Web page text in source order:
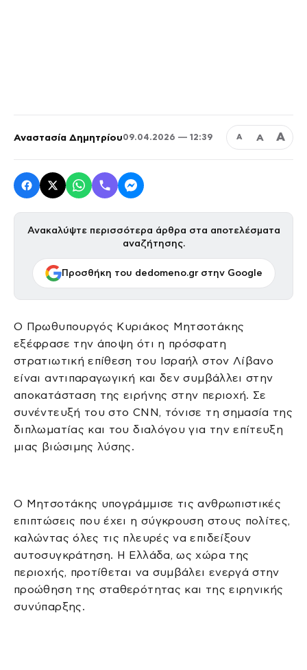
Αναστασία Δημητρίου09.04.2026 — 12:39 Α Α Α
Ανακαλύψτε περισσότερα άρθρα στα αποτελέσματα
αναζήτησης.
Προσθήκη του dedomeno.gr στην Google
Ο Πρωθυπουργός Κυριάκος Μητσοτάκης
εξέφρασε την άποψη ότι η πρόσφατη
στρατιωτική επίθεση του Ισραήλ στον Λίβανο
είναι αντιπαραγωγική και δεν συμβάλλει στην
αποκατάσταση της ειρήνης στην περιοχή. Σε
συνέντευξή του στο CNN, τόνισε τη σημασία της
διπλωματίας και του διαλόγου για την επίτευξη
μιας βιώσιμης λύσης.
Ο Μητσοτάκης υπογράμμισε τις ανθρωπιστικές
επιπτώσεις που έχει η σύγκρουση στους πολίτες,
καλώντας όλες τις πλευρές να επιδείξουν
αυτοσυγκράτηση. Η Ελλάδα, ως χώρα της
περιοχής, προτίθεται να συμβάλει ενεργά στην
προώθηση της σταθερότητας και της ειρηνικής
συνύπαρξης.